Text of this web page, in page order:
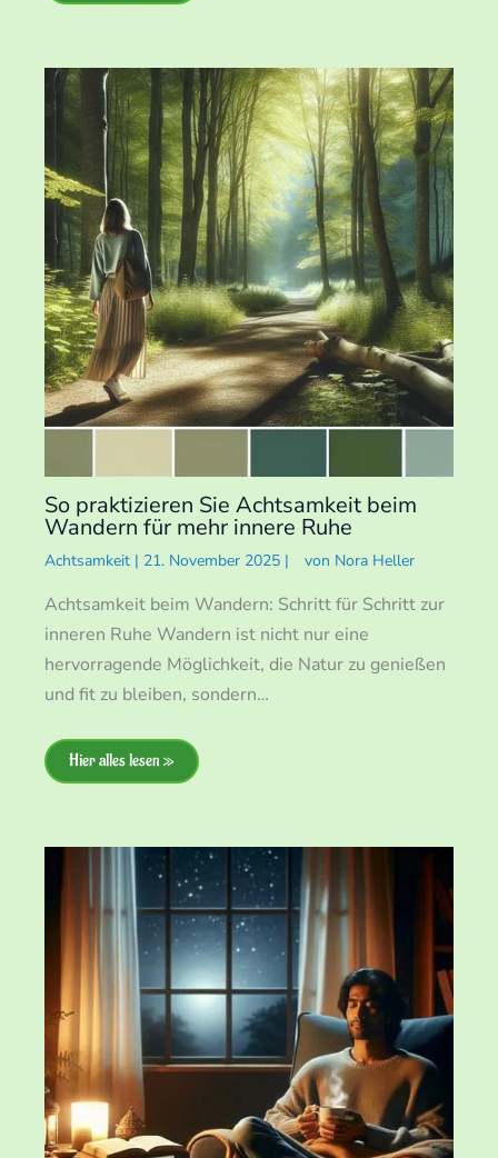
So praktizieren Sie Achtsamkeit beim
Wandern für mehr innere Ruhe
Achtsamkeit | 21. November 2025 | von Nora Heller
Achtsamkeit beim Wandern: Schritt für Schritt zur
inneren Ruhe Wandern ist nicht nur eine
hervorragende Möglichkeit, die Natur zu genießen
und fit zu bleiben, sondern…
Hier alles lesen »